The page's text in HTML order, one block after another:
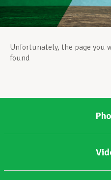
Assistance au
Développement
Unfortunately, the page you
found